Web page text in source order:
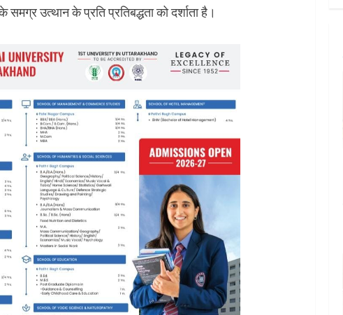
उत्थान के प्रति प्रतिबद्धता को दर्शाता है।